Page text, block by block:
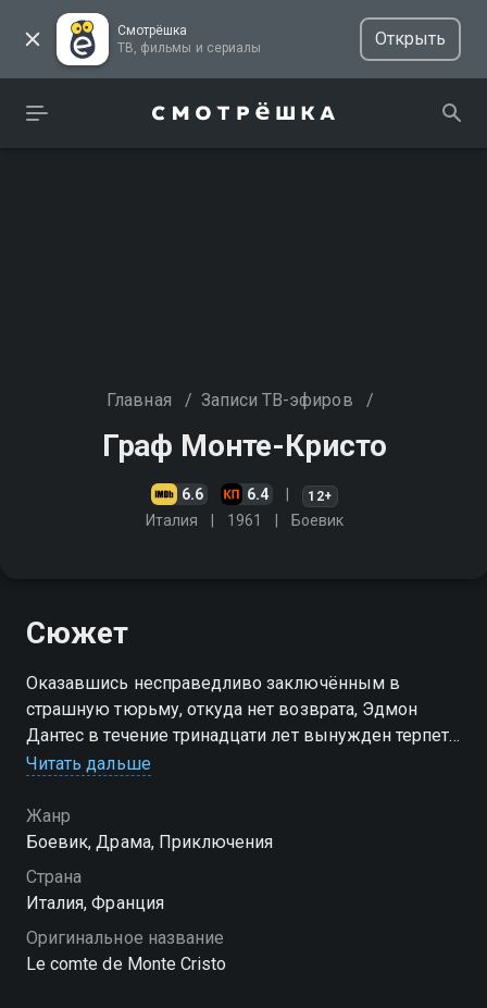
Смотрёшка
ТВ, фильмы и сериалы
Открыть
Главная / Записи ТВ-эфиров /
Граф Монте-Кристо
6.6 6.4 12+
Италия 1961 Боевик
Сюжет
Оказавшись несправедливо заключённым в
страшную тюрьму, откуда нет возврата, Эдмон
Дантес в течение тринадцати лет вынужден терпеть
лишения и лелеять мысли о мести своим
Читать дальше
Жанр
Боевик, Драма, Приключения
Страна
Италия, Франция
Оригинальное название
Le comte de Monte Cristo